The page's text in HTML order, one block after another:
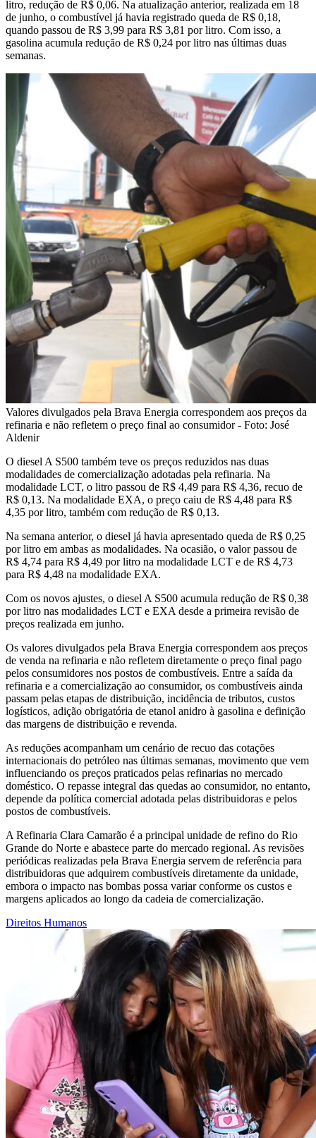
litro, redução de R$ 0,06. Na atualização anterior, realizada em 18
de junho, o combustível já havia registrado queda de R$ 0,18,
quando passou de R$ 3,99 para R$ 3,81 por litro. Com isso, a
gasolina acumula redução de R$ 0,24 por litro nas últimas duas
semanas.
Valores divulgados pela Brava Energia correspondem aos preços da
refinaria e não refletem o preço final ao consumidor - Foto: José
Aldenir
O diesel A S500 também teve os preços reduzidos nas duas
modalidades de comercialização adotadas pela refinaria. Na
modalidade LCT, o litro passou de R$ 4,49 para R$ 4,36, recuo de
R$ 0,13. Na modalidade EXA, o preço caiu de R$ 4,48 para R$
4,35 por litro, também com redução de R$ 0,13.
Na semana anterior, o diesel já havia apresentado queda de R$ 0,25
por litro em ambas as modalidades. Na ocasião, o valor passou de
R$ 4,74 para R$ 4,49 por litro na modalidade LCT e de R$ 4,73
para R$ 4,48 na modalidade EXA.
Com os novos ajustes, o diesel A S500 acumula redução de R$ 0,38
por litro nas modalidades LCT e EXA desde a primeira revisão de
preços realizada em junho.
Os valores divulgados pela Brava Energia correspondem aos preços
de venda na refinaria e não refletem diretamente o preço final pago
pelos consumidores nos postos de combustíveis. Entre a saída da
refinaria e a comercialização ao consumidor, os combustíveis ainda
passam pelas etapas de distribuição, incidência de tributos, custos
logísticos, adição obrigatória de etanol anidro à gasolina e definição
das margens de distribuição e revenda.
As reduções acompanham um cenário de recuo das cotações
internacionais do petróleo nas últimas semanas, movimento que vem
influenciando os preços praticados pelas refinarias no mercado
doméstico. O repasse integral das quedas ao consumidor, no entanto,
depende da política comercial adotada pelas distribuidoras e pelos
postos de combustíveis.
A Refinaria Clara Camarão é a principal unidade de refino do Rio
Grande do Norte e abastece parte do mercado regional. As revisões
periódicas realizadas pela Brava Energia servem de referência para
distribuidoras que adquirem combustíveis diretamente da unidade,
embora o impacto nas bombas possa variar conforme os custos e
margens aplicados ao longo da cadeia de comercialização.
Direitos Humanos